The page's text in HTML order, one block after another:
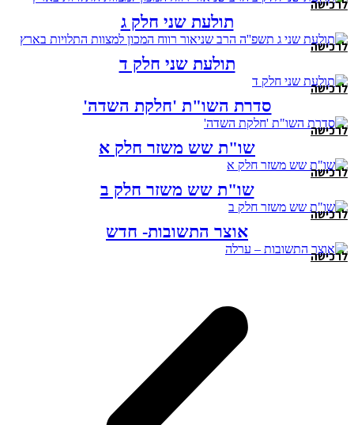
לרכישה
תולעת שני חלק ג
לרכישה
תולעת שני חלק ד
לרכישה
סדרת השו"ת 'חלקת השדה'
לרכישה
שו"ת שש משזר חלק א
לרכישה
שו"ת שש משזר חלק ב
לרכישה
אוצר התשובות- חדש
לרכישה